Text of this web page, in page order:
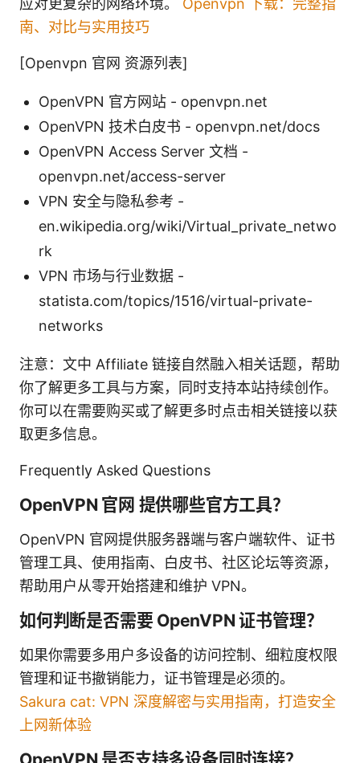
南、对比与实用技巧
[Openvpn 官网 资源列表]
OpenVPN 官方网站 - openvpn.net
OpenVPN 技术白皮书 - openvpn.net/docs
OpenVPN Access Server 文档 -
openvpn.net/access-server
VPN 安全与隐私参考 -
en.wikipedia.org/wiki/Virtual_private_netwo
rk
VPN 市场与行业数据 -
statista.com/topics/1516/virtual-private-
networks
注意：文中 Affiliate 链接自然融入相关话题，帮助
你了解更多工具与方案，同时支持本站持续创作。
你可以在需要购买或了解更多时点击相关链接以获
取更多信息。
Frequently Asked Questions
OpenVPN 官网 提供哪些官方工具？
OpenVPN 官网提供服务器端与客户端软件、证书
管理工具、使用指南、白皮书、社区论坛等资源，
帮助用户从零开始搭建和维护 VPN。
如何判断是否需要 OpenVPN 证书管理？
如果你需要多用户多设备的访问控制、细粒度权限
管理和证书撤销能力，证书管理是必须的。
Sakura cat: VPN 深度解密与实用指南，打造安全
上网新体验
OpenVPN 是否支持多设备同时连接？